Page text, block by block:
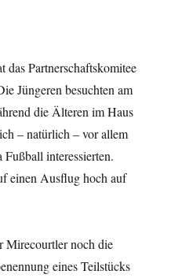
das Partnerschaftskomitee
Jüngeren besuchten am
die Älteren im Haus
– natürlich – vor allem
interessierten.
einen Ausflug hoch auf
Mirecourtler noch die
eines Teilstücks